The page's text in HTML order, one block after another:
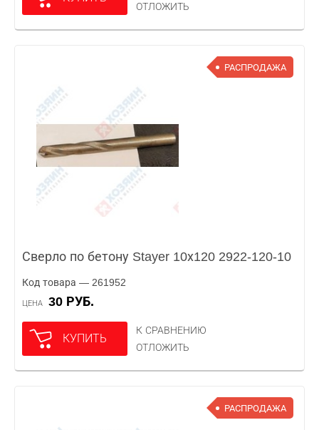
ОТЛОЖИТЬ
РАСПРОДАЖА
Сверло по бетону Stayer 10х120 2922-120-10
Код товара — 261952
ЦЕНА 30 РУБ.
КУПИТЬ
К СРАВНЕНИЮ
ОТЛОЖИТЬ
РАСПРОДАЖА